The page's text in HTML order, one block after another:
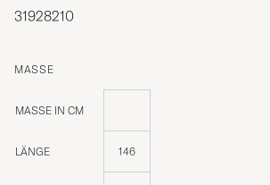
31928210
MASSE
MASSE IN CM
LÄNGE 146